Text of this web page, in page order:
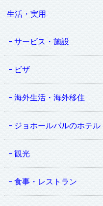
生活・実用
サービス・施設
ビザ
海外生活・海外移住
ジョホールバルのホテル
観光
食事・レストラン